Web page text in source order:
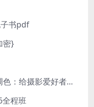
子书pdf
密}
Thomas看看世界 摄影后期调色：给摄影爱好者的色彩课 网盘下载
程班